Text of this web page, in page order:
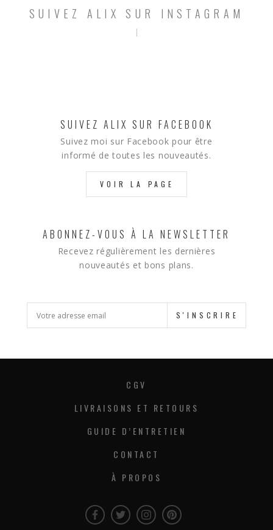
SUIVEZ ALIX SUR INSTAGRAM
SUIVEZ ALIX SUR FACEBOOK
Suivez moi sur Facebook pour être
informé de toutes les nouveautés.
VOIR LA PAGE
ABONNEZ-VOUS À LA NEWSLETTER
Recevez régulièrement les dernières
nouveautés et bons plans.
S'INSCRIRE
CGV
LIVRAISONS ET RETOURS
GUIDE D’ENTRETIEN
CONTACT
À PROPOS
FacebookTwitterInstagramInstagram